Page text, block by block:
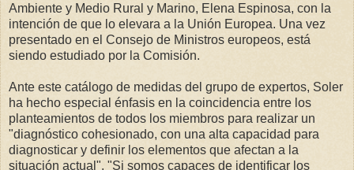
Ambiente y Medio Rural y Marino, Elena Espinosa, con la
intención de que lo elevara a la Unión Europea. Una vez
presentado en el Consejo de Ministros europeos, está
siendo estudiado por la Comisión.
Ante este catálogo de medidas del grupo de expertos, Soler
ha hecho especial énfasis en la coincidencia entre los
planteamientos de todos los miembros para realizar un
"diagnóstico cohesionado, con una alta capacidad para
diagnosticar y definir los elementos que afectan a la
situación actual". "Si somos capaces de identificar los